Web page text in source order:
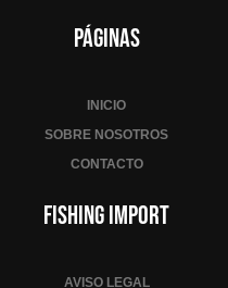
Páginas
INICIO
SOBRE NOSOTROS
CONTACTO
Fishing Import
AVISO LEGAL